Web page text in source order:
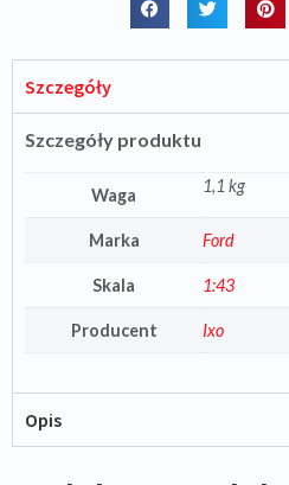
Szczegóły
Szczegóły produktu
Waga 1,1 kg
Marka Ford
Skala 1:43
Producent Ixo
Opis